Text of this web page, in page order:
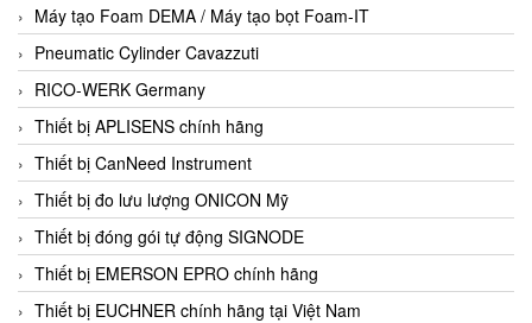
Máy tạo Foam DEMA / Máy tạo bọt Foam-IT
Pneumatic Cylinder Cavazzuti
RICO-WERK Germany
Thiết bị APLISENS chính hãng
Thiết bị CanNeed Instrument
Thiết bị đo lưu lượng ONICON Mỹ
Thiết bị đóng gói tự động SIGNODE
Thiết bị EMERSON EPRO chính hãng
Thiết bị EUCHNER chính hãng tại Việt Nam